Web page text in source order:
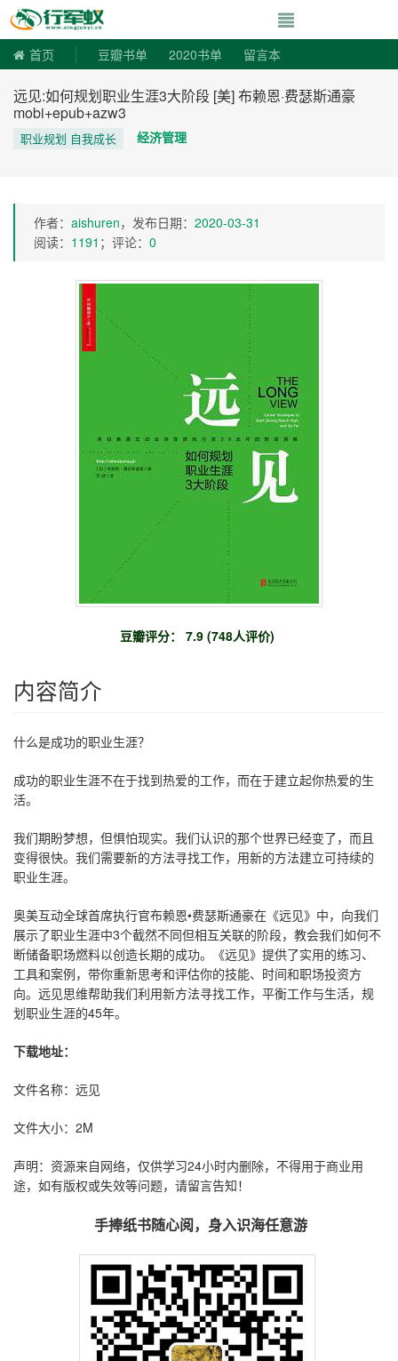
寻书令|走向自
首页 豆瓣书单 2020书单 留言本
远见:如何规划职业生涯3大阶段 [美] 布赖恩·费瑟斯通豪
mobi+epub+azw3
职业规划 自我成长 经济管理
作者： aishuren，发布日期： 2020-03-31
阅读： 1191 ；评论： 0
豆瓣评分： 7.9 (748人评价)
内容简介
什么是成功的职业生涯？
成功的职业生涯不在于找到热爱的工作，而在于建立起你热爱的生
活。
我们期盼梦想，但惧怕现实。我们认识的那个世界已经变了，而且
变得很快。我们需要新的方法寻找工作，用新的方法建立可持续的
职业生涯。
奥美互动全球首席执行官布赖恩•费瑟斯通豪在《远见》中，向我们
展示了职业生涯中3个截然不同但相互关联的阶段，教会我们如何不
断储备职场燃料以创造长期的成功。《远见》提供了实用的练习、
工具和案例，带你重新思考和评估你的技能、时间和职场投资方
向。远见思维帮助我们利用新方法寻找工作，平衡工作与生活，规
划职业生涯的45年。
下载地址：
文件名称：远见
文件大小：2M
声明：资源来自网络，仅供学习24小时内删除，不得用于商业用
途，如有版权或失效等问题，请留言告知！
手捧纸书随心阅，身入识海任意游